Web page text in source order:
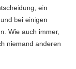
ein
bei einigen
Wie auch immer,
niemand anderen